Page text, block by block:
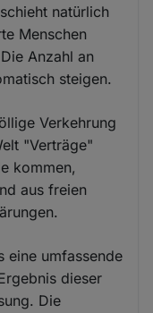
natürlich
Menschen
Anzahl an
steigen.
Verkehrung
"Verträge"
kommen,
aus freien
eine umfassende
dieser
Die